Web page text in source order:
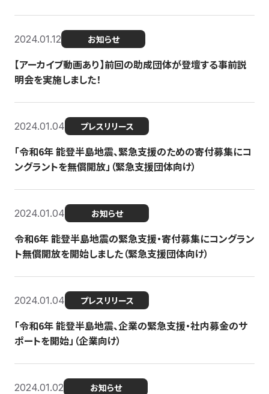
2024.01.12 お知らせ
【アーカイブ動画あり】前回の助成団体が登壇する事前説
明会を実施しました！
2024.01.04 プレスリリース
「令和6年 能登半島地震、緊急支援のための寄付募集にコ
ングラントを無償開放」（緊急支援団体向け）
2024.01.04 お知らせ
令和6年 能登半島地震の緊急支援・寄付募集にコングラン
ト無償開放を開始しました（緊急支援団体向け）
2024.01.04 プレスリリース
「令和6年 能登半島地震、企業の緊急支援・社内募金のサ
ポートを開始」（企業向け）
2024.01.02 お知らせ